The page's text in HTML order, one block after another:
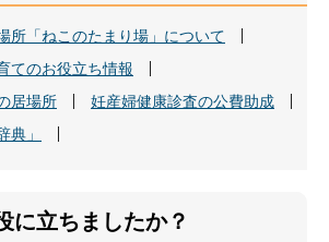
所「ねこのたまり場」について
てのお役立ち情報
居場所
妊産婦健康診査の公費助成
典」
に立ちましたか？